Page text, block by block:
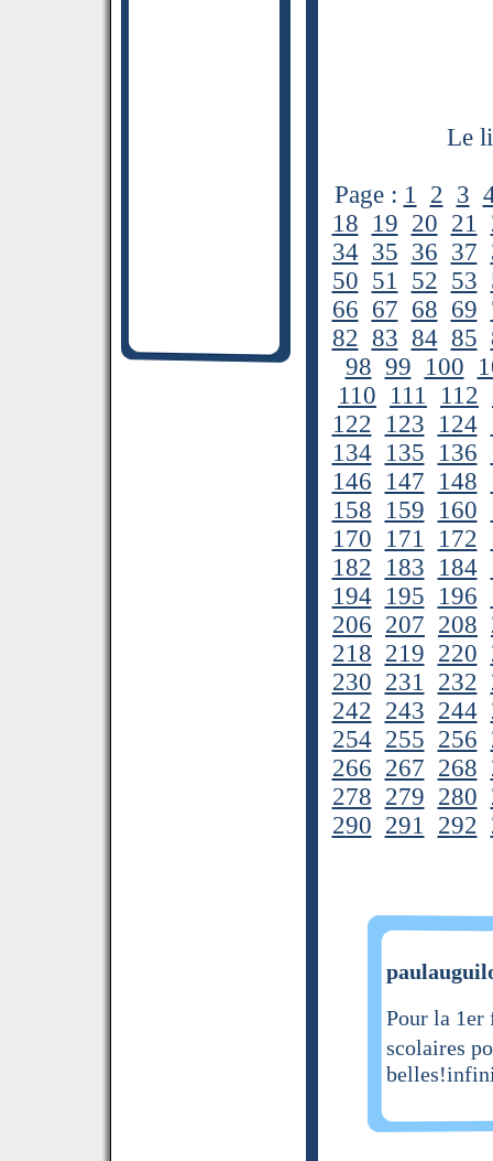
Le
Page : 1 2 3
18 19 20 21
34 35 36 37
50 51 52 53
66 67 68 69
82 83 84 85
98 99 100
110 111 112
122 123 124
134 135 136
146 147 148
158 159 160
170 171 172
182 183 184
194 195 196
206 207 208
218 219 220
230 231 232
242 243 244
254 255 256
266 267 268
278 279 280
290 291 292
Pour la
scolaires